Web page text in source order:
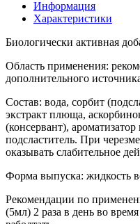
Информация
Характеристики
Биологически активная
Область применения:
дополнительного
Состав: вода, сорбит
экстракт плюща,
(консервант),
подсластитель. При
оказывать слабительное
Форма выпуска: жидкость
Рекомендации по
(5мл) 2 раза в день во